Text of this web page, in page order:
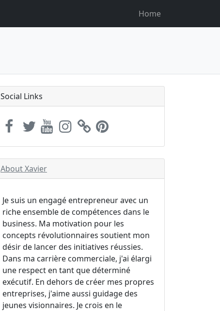
Home
Social Links
About Xavier
Je suis un engagé entrepreneur avec un
riche ensemble de compétences dans le
business. Ma motivation pour les
concepts révolutionnaires soutient mon
désir de lancer des initiatives réussies.
Dans ma carrière commerciale, j'ai élargi
une respect en tant que déterminé
exécutif. En dehors de créer mes propres
entreprises, j'aime aussi guidage des
jeunes visionnaires. Je crois en le